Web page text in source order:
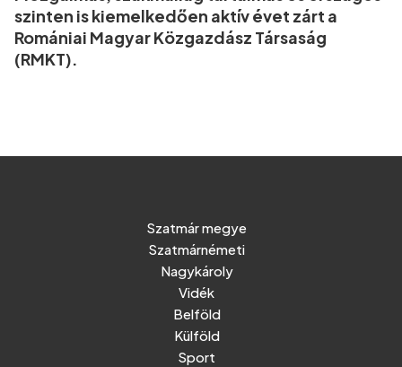
szinten is kiemelkedően aktív évet zárt a
Romániai Magyar Közgazdász Társaság
(RMKT).
Szatmár megye
Szatmárnémeti
Nagykároly
Vidék
Belföld
Külföld
Sport